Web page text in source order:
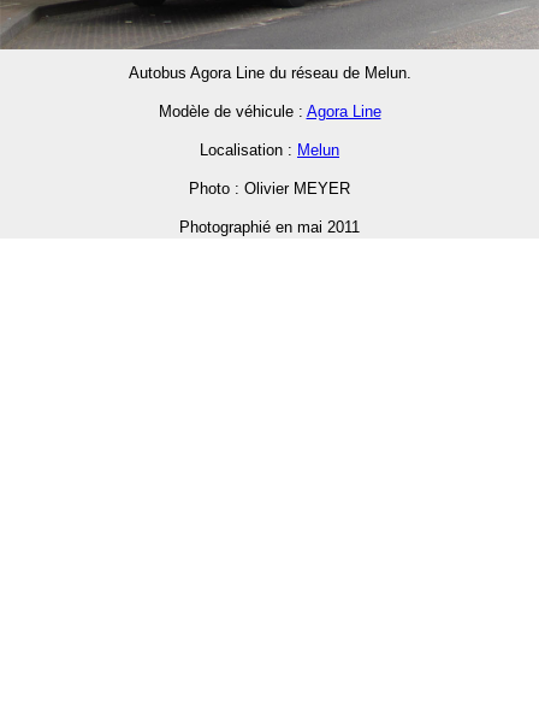
Autobus Agora Line du réseau de Melun.
Modèle de véhicule : Agora Line
Localisation : Melun
Photo : Olivier MEYER
Photographié en mai 2011